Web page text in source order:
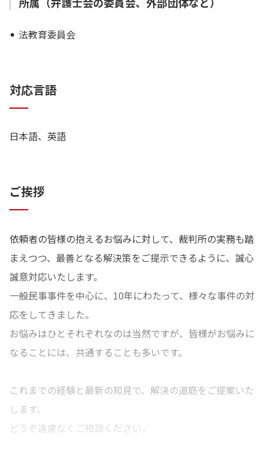
コンプライアンス相談
各種契約書の作成，内容チェック等
故交渉・訴訟対応、債務整理（任意整理，破産，個人再
生）等の対応をしています。
法教育委員会
対応言語
日本語、英語
ご挨拶
依頼者の皆様の抱えるお悩みに対して、裁判所の実務も踏
まえつつ、最善となる解決策をご提示できるように、誠心
誠意対応いたします。
一般民事事件を中心に、10年にわたって、様々な事件の対
応をしてきました。
お悩みはひとそれぞれなのは当然ですが、皆様がお悩みに
なることには、共通することも多いです。
これまでの経験と最新の知見で、解決の道筋をご提案いた
します。
どうぞ遠慮なくご相談ください。